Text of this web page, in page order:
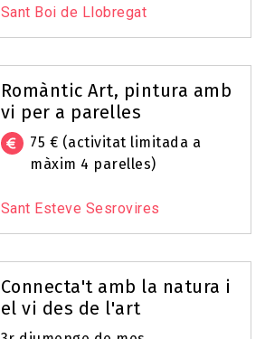
Sant Boi de Llobregat
Romàntic Art, pintura amb
vi per a parelles
75 € (activitat limitada a
màxim 4 parelles)
Sant Esteve Sesrovires
Connecta't amb la natura i
el vi des de l'art